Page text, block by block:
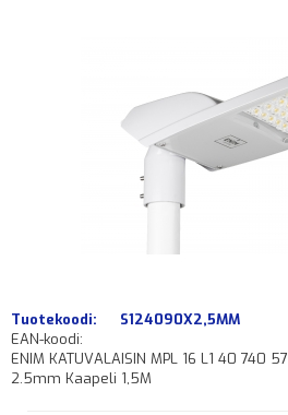
Tuotekoodi:
S124090X2,5MM
EAN-koodi:
ENIM KATUVALAISIN MPL 16 L1 40 740
2.5mm Kaapeli 1,5M